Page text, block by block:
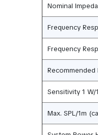
Nominal
Frequency
Frequency
Recommended
Sensitivity 1 W/
Max. SPL/1m